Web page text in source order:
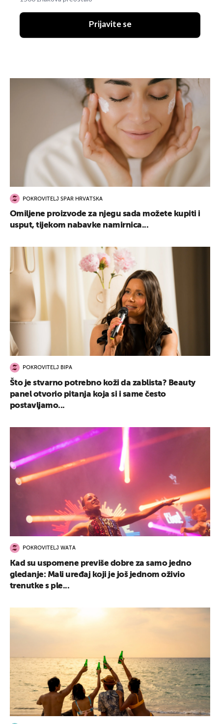
Prijavite se
POKROVITELJ SPAR HRVATSKA
Omiljene proizvode za njegu sada možete kupiti i
usput, tijekom nabavke namirnica...
POKROVITELJ BIPA
Što je stvarno potrebno koži da zablista? Beauty
panel otvorio pitanja koja si i same često
postavljamo...
POKROVITELJ WATA
Kad su uspomene previše dobre za samo jedno
gledanje: Mali uređaj koji je još jednom oživio
trenutke s ple...